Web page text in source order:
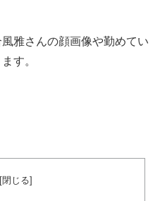
雅さんの顔画像や勤めてい
す。